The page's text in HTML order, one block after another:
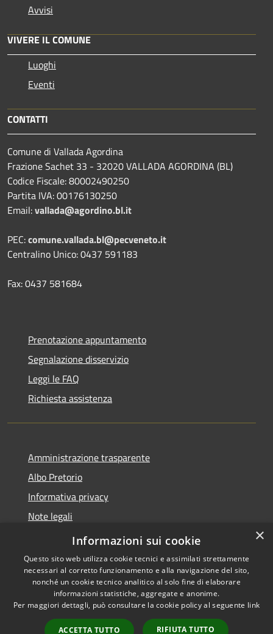
Avvisi
VIVERE IL COMUNE
Luoghi
Eventi
CONTATTI
Comune di Vallada Agordina
Frazione Sachet 33 - 32020 VALLADA AGORDINA (BL)
Codice Fiscale: 80002490250
Partita IVA: 00176130250
Email:vallada@agordino.bl.it
PEC:comune.vallada.bl@pecveneto.it
Centralino Unico: 0437 591183
Fax: 0437 581684
Prenotazione appuntamento
Segnalazione disservizio
Leggi le FAQ
Richiesta assistenza
Amministrazione trasparente
Albo Pretorio
Informativa privacy
Note legali
Dichiarazione di accessibilità
Accessibilità
Copyright © 2026 • Comune di
Vallada Agordina • Powered by
Municipium• Accesso
×
Informazioni sui cookie
Questo sito web utilizza cookie tecnici e assimilati strettamente
necessari al corretto funzionamento e alla navigazione del sito,
nonché un cookie tecnico analitico al solo fine di elaborare
informazioni statistiche, aggregate e anonime.
Per maggiori dettagli, può consultare la cookie policy al seguente link
ACCETTA TUTTO RIFIUTA TUTTO